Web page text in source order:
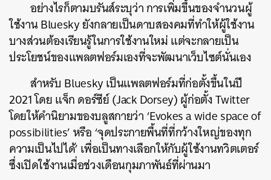
อย่างไรก็ตามบรันส์ระบุว่า การเพิ่มขึ้นของจำนวนผู้
ใช้งาน Bluesky ยังกลายเป็นดาบสองคมที่ทำให้ผู้ใช้งาน
บางส่วนต้องเรียนรู้ในการใช้งานใหม่ แต่จะกลายเป็น
ประโยชน์ของแพลตฟอร์มเองที่จะพัฒนาเว็บไซต์นั่นเอง
สำหรับ Bluesky เป็นแพลตฟอร์มที่ก่อตั้งขึ้นในปี
2021 โดย แจ็ก ดอร์ซีย์ (Jack Dorsey) ผู้ก่อตั้ง Twitter
โดยให้คำนิยามของบลูสกายว่า ‘Evokes a wide space of
possibilities’ หรือ ‘จุดประกายพื้นที่ที่กว้างใหญ่ของทุก
ความเป็นไปได้’ เพื่อเป็นทางเลือกให้กับผู้ใช้งานทวิตเตอร์
ซึ่งเปิดใช้งานเมื่อช่วงเดือนกุมภาพันธ์ที่ผ่านมา
ค้นหา
SHARE TWEET LINE EMAIL